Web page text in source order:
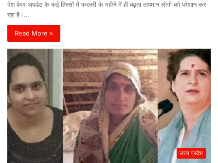
देश वेदर अपडेट के कई हिस्सों में फरवरी के महीने में ही बढ़ता तापमान लोगों को परेशान कर
रहा है।…
Read More »
उत्तर प्रदेश